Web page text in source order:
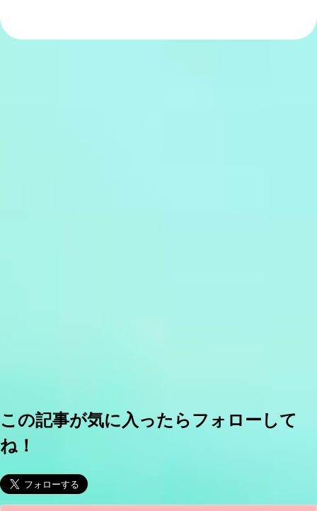
この記事が気に入ったらフォローして
ね！